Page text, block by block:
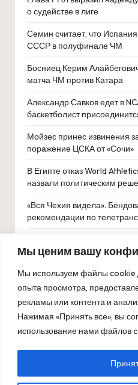
Мы ценим вашу
Мы используем файлы cookie
опыта просмотра,
рекламы или контента и
Нажимая «Принять все», вы
использование нами файлов
о судействе в лиге
Семин считает, что
СССР в полуфинале ЧМ
Босниец Керим
матча ЧМ против Катара
Александр Савков едет в
баскетболист
Мойзес принес извинения
поражение ЦСКА от «Сочи»
В Египте отказ World
назвали политическим
«Вся Чехия видела».
рекомендации по
после победы над Саккари